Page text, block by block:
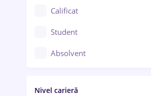
Confecții / Design vestimentar
Construcții / Instalații
Controlul calității
Educație / Training / Arte
Calificat
Student
Absolvent
Nivel carieră